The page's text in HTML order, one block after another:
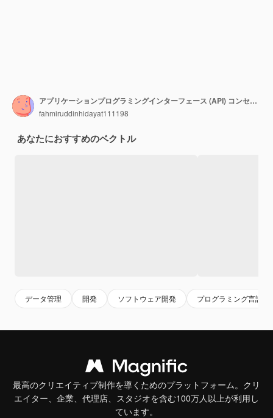
アプリケーションプログラミングインターフェース (API) コンセプト オンラインギアエンジンコーディングサービス
fahmiruddinhidayat111198
あなたにおすすめのベクトル
データ管理 開発 ソフトウェア開発 プログラミング言語
最高のクリエイティブ制作を導くためのプラットフォーム。クリ
エイター、企業、代理店、スタジオを含む100万人以上が利用し
ています。